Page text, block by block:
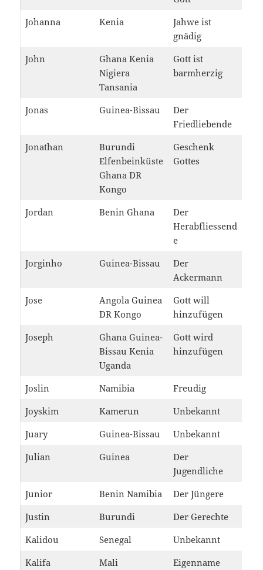
Johanna
Kenia
Jahwe ist
gnädig
John
Ghana Kenia
Nigiera
Tansania
Gott ist
barmherzig
Jonas Guinea-Bissau
Der
Friedliebende
Jonathan
Burundi
Elfenbeinküste
Ghana DR
Kongo
Geschenk
Gottes
Jordan Benin Ghana
Der
Herabfliessend
e
Jorginho
Guinea-Bissau
Der
Ackermann
Jose
Angola Guinea
DR Kongo
Gott will
hinzufügen
Joseph
Ghana Guinea-
Bissau Kenia
Uganda
Gott wird
hinzufügen
Joslin Namibia
Freudig
Joyskim
Kamerun
Unbekannt
Juary
Guinea-Bissau
Unbekannt
Julian
Guinea
Der
Jugendliche
Junior
Benin Namibia
Der Jüngere
Justin
Burundi
Der Gerechte
Kalidou
Senegal
Unbekannt
Kalifa
Mali
Eigenname